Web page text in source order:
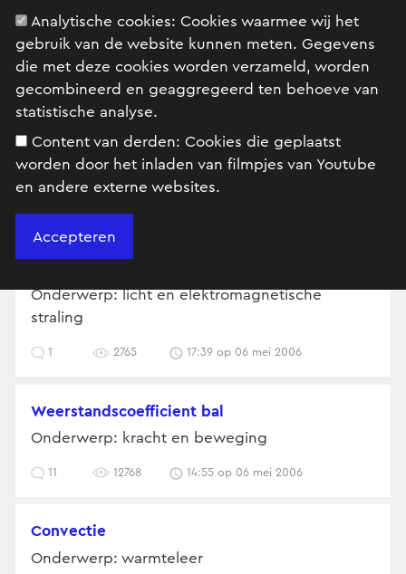
Stel een vraag
Polarisatie van een elektromagnetische
Onderwerp: licht en elektromagnetische
straling
1 2765 17:39 op 06 mei 2006
weerstandscoefficient bal
Onderwerp: kracht en beweging
11 12768 14:55 op 06 mei 2006
convectie
Onderwerp: warmteleer
Analytische cookies: Cookies waarmee wij het
gebruik van de website kunnen meten. Gegevens
die met deze cookies worden verzameld, worden
gecombineerd en geaggregeerd ten behoeve van
statistische analyse.
Content van derden: Cookies die geplaatst
worden door het inladen van filmpjes van Youtube
en andere externe websites.